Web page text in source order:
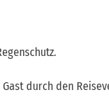
durch den